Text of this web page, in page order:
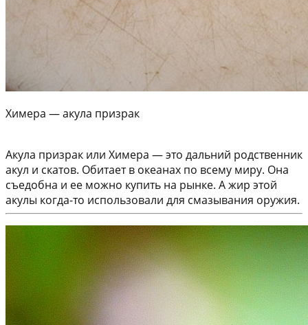
Химера — акула призрак
Акула призрак или Химера — это дальний родственник
акул и скатов. Обитает в океанах по всему миру. Она
съедобна и ее можно купить на рынке. А жир этой
акулы когда-то использовали для смазывания оружия.